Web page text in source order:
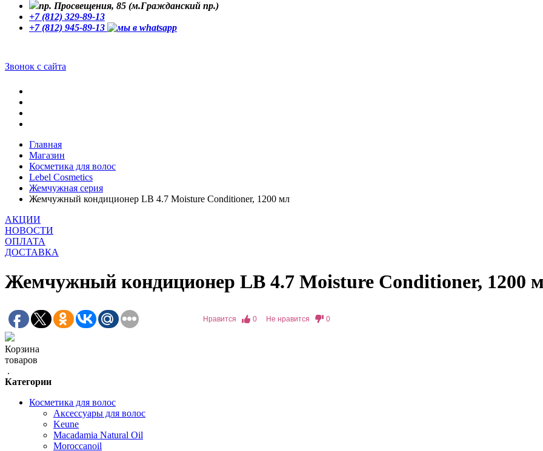
пр. Просвещения, 85 (м.Гражданский пр.)
+7 (812) 329-89-13
+7 (812) 945-89-13
Звонок с сайта
Главная
Магазин
Косметика для волос
Lebel Cosmetics
Жемчужная серия
Жемчужный кондиционер LB 4.7 Moisture Conditioner, 1200 мл
АКЦИИ
НОВОСТИ
ОПЛАТА
ДОСТАВКА
Жемчужный кондиционер LB 4.7 Moisture Conditioner, 1200
Нравится 0 Не нравится 0
Корзина
товаров
.
Категории
Косметика для волос
Аксессуары для волос
Keune
Macadamia Natural Oil
Moroccanoil